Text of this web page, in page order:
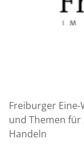
Freiburger
und Themen
Handeln